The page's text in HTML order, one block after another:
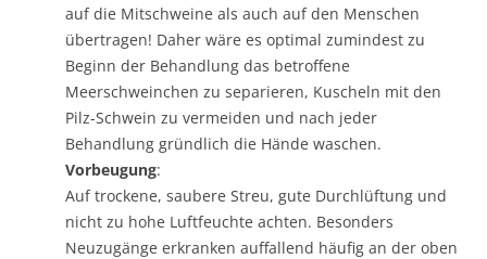
auf die Mitschweine als auch auf den Menschen
übertragen! Daher wäre es optimal zumindest zu
Beginn der Behandlung das betroffene
Meerschweinchen zu separieren, Kuscheln mit den
Pilz-Schwein zu vermeiden und nach jeder
Behandlung gründlich die Hände waschen.
Vorbeugung:
Auf trockene, saubere Streu, gute Durchlüftung und
nicht zu hohe Luftfeuchte achten. Besonders
Neuzugänge erkranken auffallend häufig an der oben